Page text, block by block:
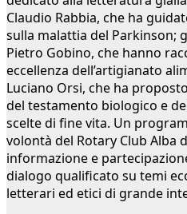
Claudio Rabbia, che ha
sulla malattia del Parkinson;
Pietro Gobino, che hanno
eccellenza dell’artigianato
Luciano Orsi, che ha
del testamento biologico e
scelte di fine vita. Un
volontà del Rotary Club Alba
informazione e
dialogo qualificato su temi
letterari ed etici di grande